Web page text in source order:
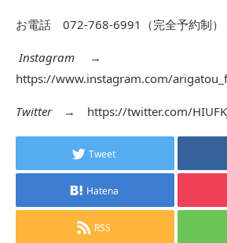
お電話 072-768-6991（完全予約制）
Instagram →
https://www.instagram.com/
Twitter→ https://twitter.com/
Tweet
Hatena
RSS